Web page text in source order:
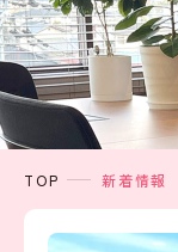
TOP 新着情報